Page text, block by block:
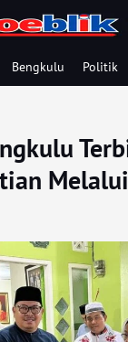
Bengkulu Politik